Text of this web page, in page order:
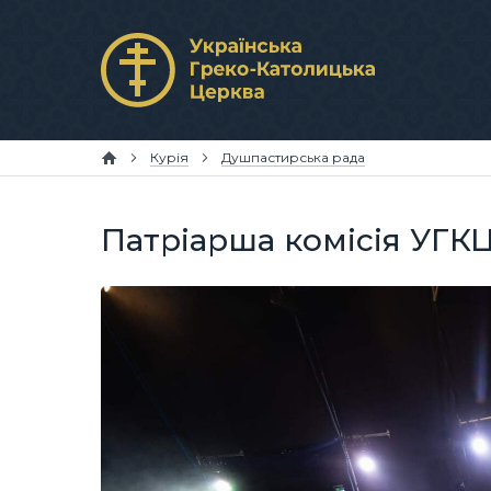
Курія Душпастирська рада
Патріарша комісія